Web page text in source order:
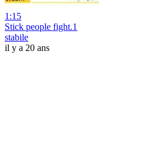
1:15
Stick people fight.1
stabile
il y a 20 ans